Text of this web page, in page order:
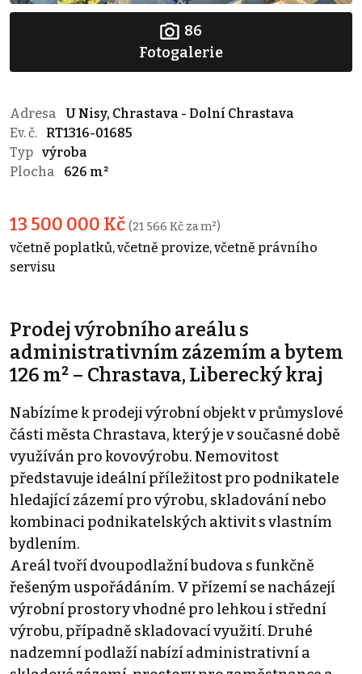
86
Fotogalerie
Adresa
U Nisy, Chrastava - Dolní Chrastava
Ev. č.
RT1316-01685
Typ výroba
Plocha
626 m²
13 500 000 Kč (21 566 Kč za m²)
včetně poplatků, včetně provize, včetně právního
servisu
Prodej výrobního areálu s
administrativním zázemím a bytem
126 m² – Chrastava, Liberecký kraj
Nabízíme k prodeji výrobní objekt v průmyslové
části města Chrastava, který je v současné době
využíván pro kovovýrobu. Nemovitost
představuje ideální příležitost pro podnikatele
hledající zázemí pro výrobu, skladování nebo
kombinaci podnikatelských aktivit s vlastním
bydlením.
Areál tvoří dvoupodlažní budova s funkčně
řešeným uspořádáním. V přízemí se nacházejí
výrobní prostory vhodné pro lehkou i střední
výrobu, případně skladovací využití. Druhé
nadzemní podlaží nabízí administrativní a